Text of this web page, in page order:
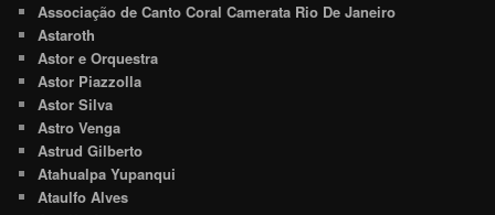
Associação de Canto Coral Camerata Rio De Janeiro
Astaroth
Astor e Orquestra
Astor Piazzolla
Astor Silva
Astro Venga
Astrud Gilberto
Atahualpa Yupanqui
Ataulfo Alves